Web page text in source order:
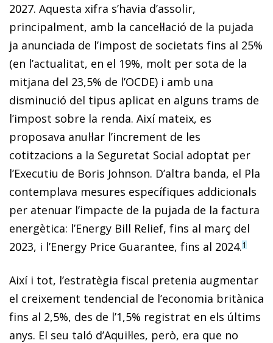
2027. Aquesta xifra s’havia d’assolir,
principalment, amb la cancel·lació de la pujada
ja anunciada de l’impost de societats fins al 25%
(en l’actualitat, en el 19%, molt per sota de la
mitjana del 23,5% de l’OCDE) i amb una
disminució del tipus aplicat en alguns trams de
l’impost sobre la renda. Així mateix, es
proposava anul·lar l’increment de les
cotitzacions a la Seguretat Social adoptat per
l’Executiu de Boris Johnson. D’altra banda, el Pla
contemplava mesures específiques addicionals
per atenuar l’impacte de la pujada de la factura
energètica: l’Energy Bill Relief, fins al març del
2023, i l’Energy Price Guarantee, fins al 2024.1
Així i tot, l’estratègia fiscal pretenia augmentar
el creixement tendencial de l’economia britànica
fins al 2,5%, des de l’1,5% registrat en els últims
anys. El seu taló d’Aquil·les, però, era que no